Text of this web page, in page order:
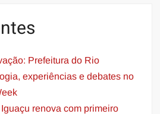
Prefeitura do Rio
experiências e debates no
renova com primeiro